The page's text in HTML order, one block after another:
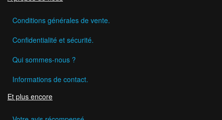
Conditions générales de vente.
Confidentialité et sécurité.
Qui sommes-nous ?
Informations de contact.
Et plus encore